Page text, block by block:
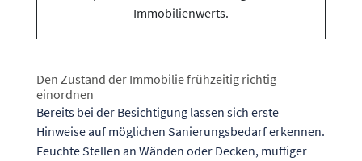
Den Zustand der Immobilie frühzeitig richtig
einordnen
Bereits bei der Besichtigung lassen sich erste
Hinweise auf möglichen Sanierungsbedarf erkennen.
Feuchte Stellen an Wänden oder Decken, muffiger